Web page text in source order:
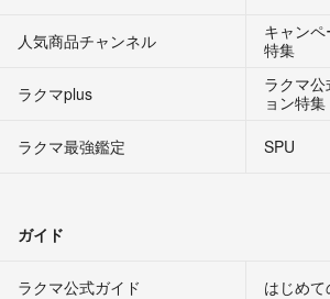
人気商品チャンネル
キャン
特集
ラクマplus
ラクマ
ョン特集
ラクマ最強鑑定
SPU
ガイド
ラクマ公式ガイド はじめ